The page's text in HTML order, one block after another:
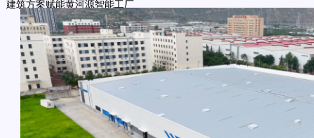
建筑方案赋能黄河源智能工厂